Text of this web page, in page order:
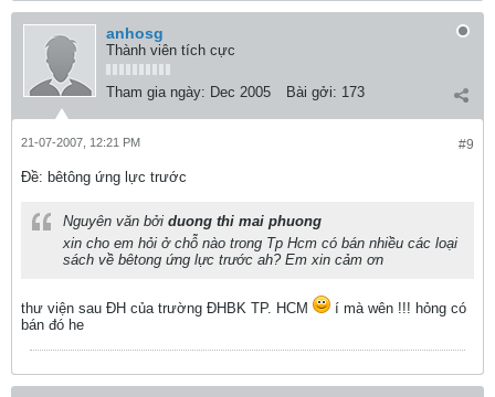
anhosg
Thành viên tích cực
Tham gia ngày: Dec 2005 Bài gởi: 173
#9
21-07-2007, 12:21 PM
Ðề: bêtông ứng lực trước
Nguyên văn bởi duong thi mai phuong
xin cho em hỏi ở chỗ nào trong Tp Hcm có bán nhiều các loại
sách về bêtong ứng lực trước ah? Em xin cảm ơn
thư viện sau ĐH của trường ĐHBK TP. HCM
í mà wên !!! hỏng có
bán đó he